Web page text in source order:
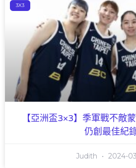
3X3
【亞洲盃3×3】季軍戰不敵
仍創最佳紀
Judith 2024-